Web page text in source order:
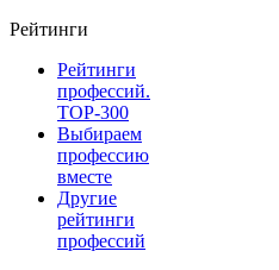
Рейтинги
Рейтинги
профессий.
TOP-300
Выбираем
профессию
вместе
Другие
рейтинги
профессий